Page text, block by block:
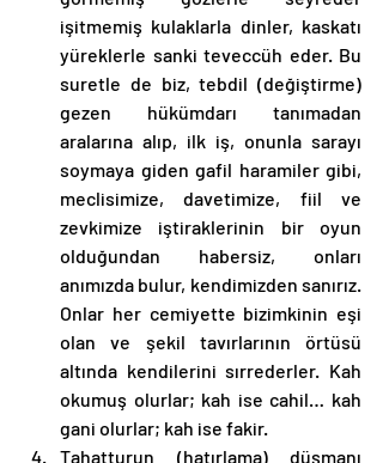
işitmemiş kulaklarla dinler, kaskatı
yüreklerle sanki teveccüh eder. Bu
suretle de biz, tebdil (değiştirme)
gezen hükümdarı tanımadan
aralarına alıp, ilk iş, onunla sarayı
soymaya giden gafil haramiler gibi,
meclisimize, davetimize, fiil ve
zevkimize iştiraklerinin bir oyun
olduğundan habersiz, onları
anımızda bulur, kendimizden sanırız.
Onlar her cemiyette bizimkinin eşi
olan ve şekil tavırlarının örtüsü
altında kendilerini sırrederler. Kah
okumuş olurlar; kah ise cahil… kah
gani olurlar; kah ise fakir.
Tahatturun (hatırlama) düşmanı